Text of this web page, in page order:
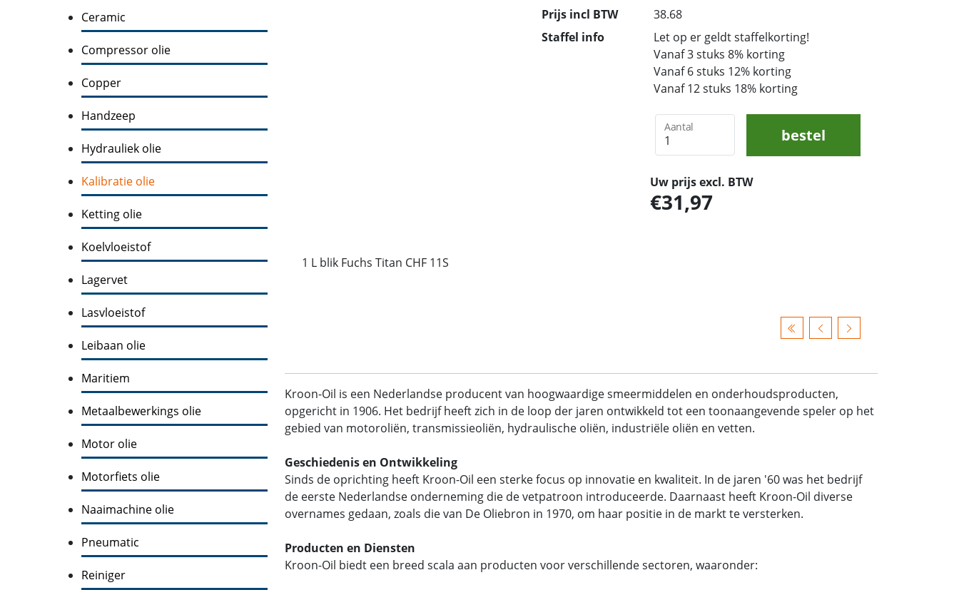
Ceramic
Compressor olie
Copper
Handzeep
Hydrauliek olie
Kalibratie olie
Ketting olie
Koelvloeistof
Lagervet
Lasvloeistof
Leibaan olie
Maritiem
Metaalbewerkings olie
Motor olie
Motorfiets olie
Naaimachine olie
Pneumatic
Reiniger
Prijs incl BTW
38.68
Staffel info
Let op er geldt staffelkorting!
Vanaf 3 stuks 8% korting
Vanaf 6 stuks 12% korting
Vanaf 12 stuks 18% korting
Aantal bestel
Uw prijs excl. BTW
31,97
1 L blik Fuchs Titan CHF 11S
Kroon-Oil is een Nederlandse producent van hoogwaardige smeermiddelen en onderhoudsproducten,
opgericht in 1906. Het bedrijf heeft zich in de loop der jaren ontwikkeld tot een toonaangevende speler op het
gebied van motoroliën, transmissieoliën, hydraulische oliën, industriële oliën en vetten.
Geschiedenis en Ontwikkeling
Sinds de oprichting heeft Kroon-Oil een sterke focus op innovatie en kwaliteit. In de jaren '60 was het bedrijf
de eerste Nederlandse onderneming die de vetpatroon introduceerde. Daarnaast heeft Kroon-Oil diverse
overnames gedaan, zoals die van De Oliebron in 1970, om haar positie in de markt te versterken.
Producten en Diensten
Kroon-Oil biedt een breed scala aan producten voor verschillende sectoren, waaronder: